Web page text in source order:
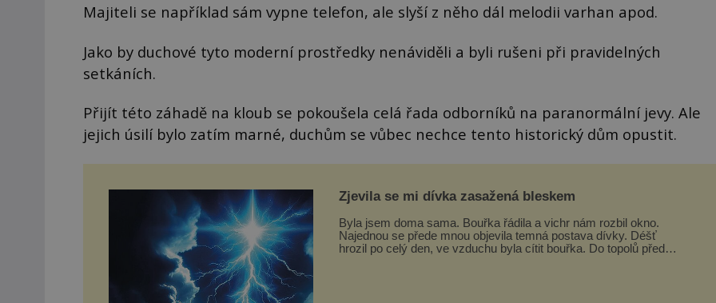
Majiteli se například sám vypne telefon, ale slyší z něho dál melodii varhan apod.
Jako by duchové tyto moderní prostředky nenáviděli a byli rušeni při pravidelných
setkáních.
Přijít této záhadě na kloub se pokoušela celá řada odborníků na paranormální jevy. Ale
jejich úsilí bylo zatím marné, duchům se vůbec nechce tento historický dům opustit.
Zjevila se mi dívka zasažená bleskem
Byla jsem doma sama. Bouřka řádila a vichr nám rozbil okno.
Najednou se přede mnou objevila temná postava dívky. Déšť
hrozil po celý den, ve vzduchu byla cítit bouřka. Do topolů před